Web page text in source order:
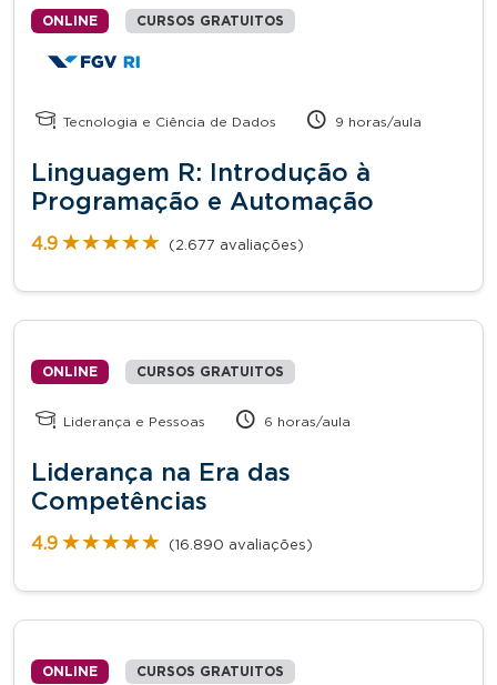
ONLINE CURSOS GRATUITOS
Tecnologia e Ciência de Dados 9 horas/aula
Linguagem R: Introdução à
Programação e Automação
4.9 ★★★★★
★★★★★ (2.677 avaliações)
ONLINE CURSOS GRATUITOS
Liderança e Pessoas 6 horas/aula
Liderança na Era das
Competências
4.9 ★★★★★
★★★★★ (16.890 avaliações)
ONLINE CURSOS GRATUITOS